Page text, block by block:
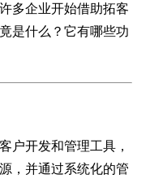
多企业开始借助拓客
是什么？它有哪些功
户开发和管理工具，
，并通过系统化的管